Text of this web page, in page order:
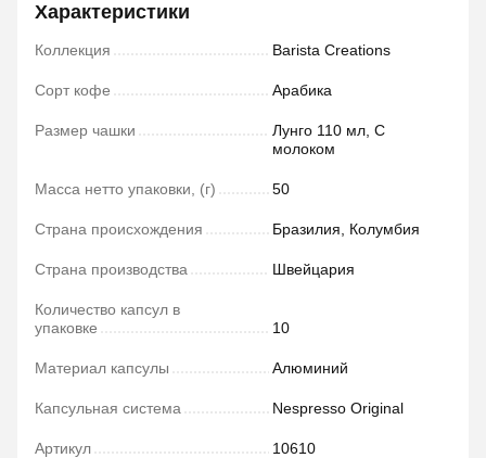
Характеристики
Коллекция Barista Creations
Сорт кофе Арабика
Размер чашки
Лунго 110 мл, С
молоком
Масса нетто упаковки, (г) 50
Страна происхождения Бразилия, Колумбия
Страна производства Швейцария
Количество капсул в
упаковке
10
Материал капсулы Алюминий
Капсульная система Nespresso Original
Артикул 10610